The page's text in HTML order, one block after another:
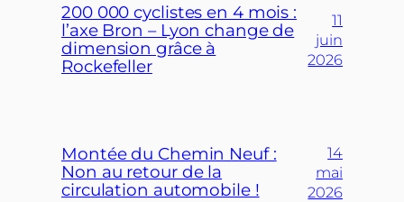
200 000 cyclistes en 4 mois :
l’axe Bron – Lyon change de
dimension grâce à
Rockefeller
11
juin
2026
Montée du Chemin Neuf :
Non au retour de la
circulation automobile !
14
mai
2026